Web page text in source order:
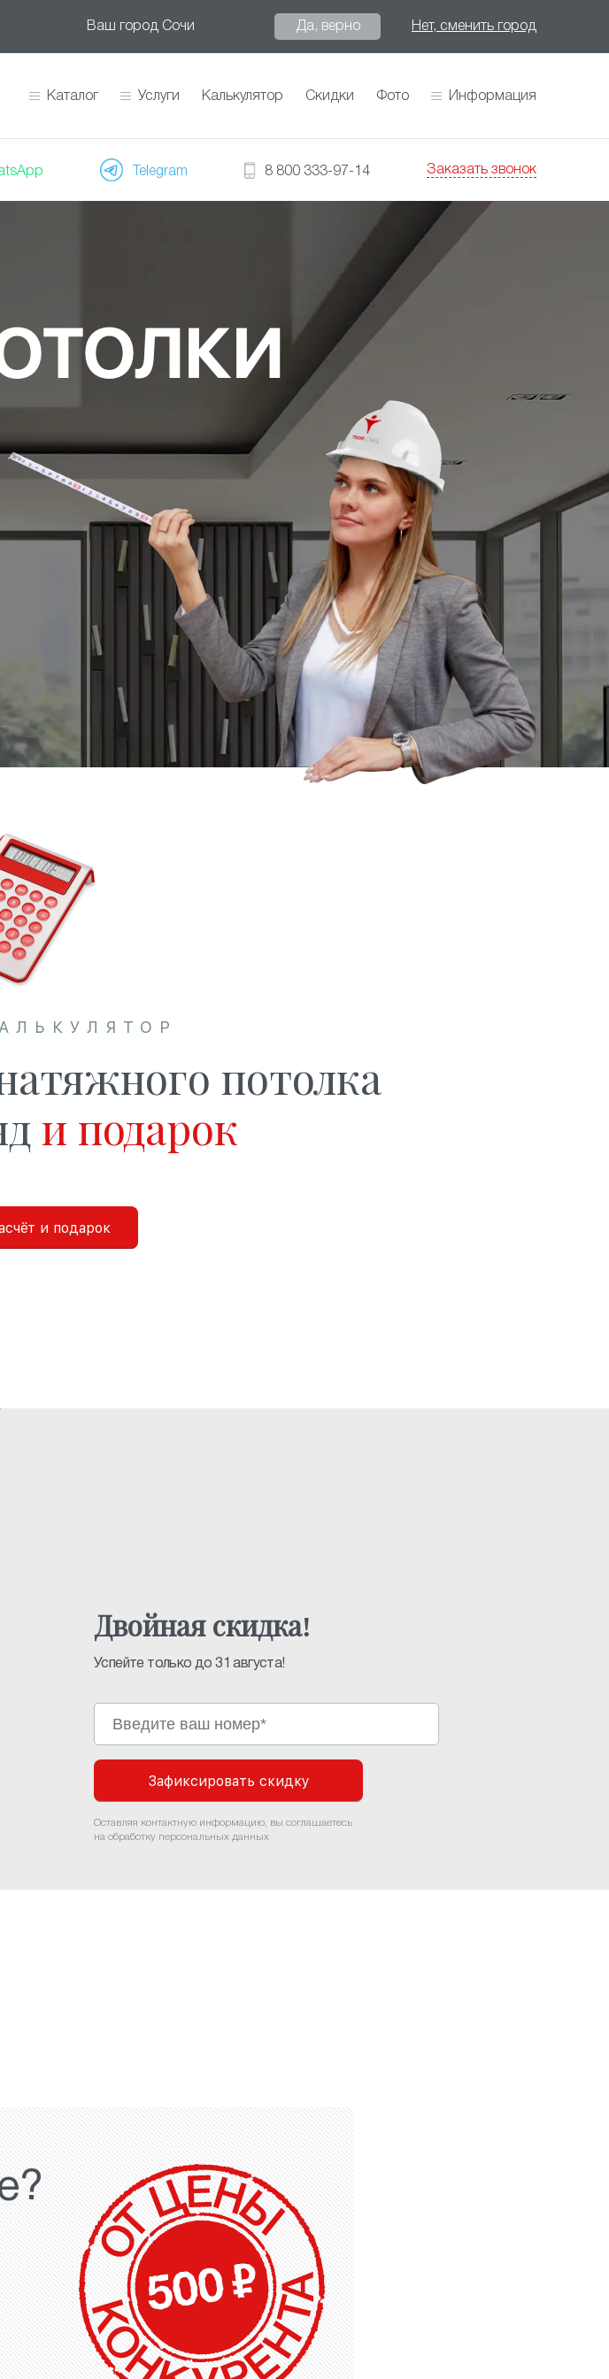
Ваш город Сочи Да, верно Нет, сменить город
Каталог Услуги Калькулятор Скидки Фото Информация
Telegram 8 800 333-97-14 Заказать звонок
потолка
и подарок
и подарок
Двойная скидка!
Успейте только до 31 августа!
Зафиксировать скидку
Оставляя контактную информацию, вы соглашаетесь
на обработку персональных данных